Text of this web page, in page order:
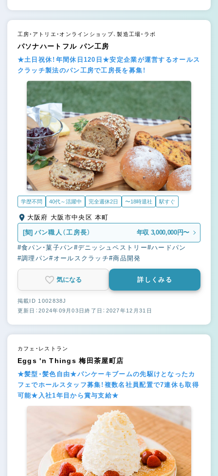
工房・アトリエ・オンラインショップ、製造工場・ラボ
パソナハートフル パン工房
★土日祝休！年間休日120日★安定企業が運営するオールス
クラッチ製法のパン工房で工房長を募集！
学歴不問 40代～活躍中 完全週休2日 〜18時退社 駅すぐ
大阪府 大阪市中央区 本町
[契] パン職人（工房長） 年収 3,000,000円〜
#食パン・菓子パン #デニッシュペストリー#ハードパン
#調理パン#オールスクラッチ#商品開発
気になる 詳しくみる
掲載ID 1002838J
更新日：2024年09月03日終了日：2027年12月31日
カフェ・レストラン
Eggs 'n Things 梅田茶屋町店
★髪型・髪色自由★パンケーキブームの先駆けとなったカ
フェでホールスタッフ募集！複数名社員配置で7連休も取得
可能★入社1年目から賞与支給★